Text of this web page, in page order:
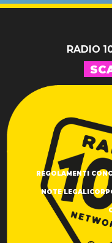
RADIO
REGOLAMENTI
NOTE LEGALI